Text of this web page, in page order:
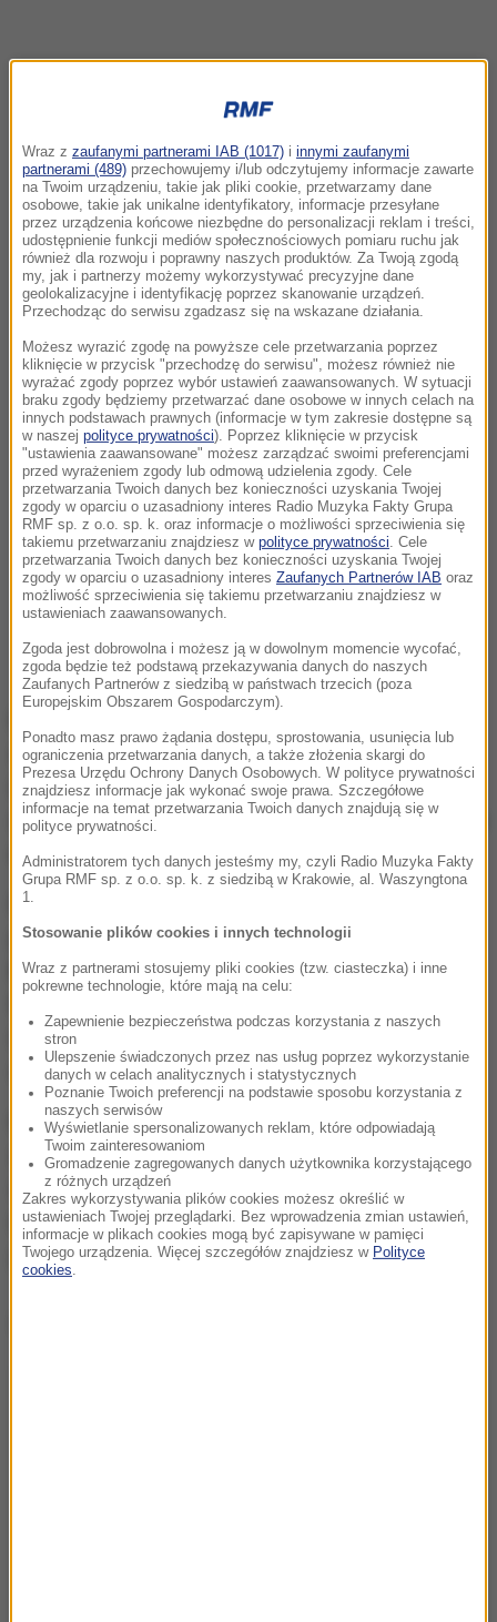
sejmowej podkomisji stałej do spraw osób
niepełnosprawnych. Jak informowali nasi
dziennikarze,zespół zebrał się zaledwie dwa razy w
ciągu trzech lat. Dzisiejsze spotkanie jest trzecie.
Przez te lata nie przeszkadzało to
przewodniczącemuLeszkowi Dobrzyńskiemu z
PiS-u co miesiąc pobierać 10 proc. dodatku
miesięcznie około 800 złotych (netto), i tak od blisko
czterech lat.
Nic dziwnego, że już na początku dzisiejszego
spotkania posłanki opozycji złożyły wniosek o
odwołanie Dobrzyńskiego za bezczynność i
niezwoływanie posiedzeń podkomisji. Głosowania
jednak nie było.
Wraz z zaufanymi partnerami IAB (1017) i innymi zaufanymi
partnerami (489) przechowujemy i/lub odczytujemy informacje zawarte
na Twoim urządzeniu, takie jak pliki cookie, przetwarzamy dane
osobowe, takie jak unikalne identyfikatory, informacje przesyłane
przez urządzenia końcowe niezbędne do personalizacji reklam i treści,
udostępnienie funkcji mediów społecznościowych pomiaru ruchu jak
również dla rozwoju i poprawny naszych produktów. Za Twoją zgodą
my, jak i partnerzy możemy wykorzystywać precyzyjne dane
geolokalizacyjne i identyfikację poprzez skanowanie urządzeń.
Przechodząc do serwisu zgadzasz się na wskazane działania.
Możesz wyrazić zgodę na powyższe cele przetwarzania poprzez
kliknięcie w przycisk "przechodzę do serwisu", możesz również nie
wyrażać zgody poprzez wybór ustawień zaawansowanych. W sytuacji
braku zgody będziemy przetwarzać dane osobowe w innych celach na
innych podstawach prawnych (informacje w tym zakresie dostępne są
w naszej polityce prywatności). Poprzez kliknięcie w przycisk
"ustawienia zaawansowane" możesz zarządzać swoimi preferencjami
przed wyrażeniem zgody lub odmową udzielenia zgody. Cele
przetwarzania Twoich danych bez konieczności uzyskania Twojej
zgody w oparciu o uzasadniony interes Radio Muzyka Fakty Grupa
RMF sp. z o.o. sp. k. oraz informacje o możliwości sprzeciwienia się
takiemu przetwarzaniu znajdziesz w polityce prywatności . Cele
przetwarzania Twoich danych bez konieczności uzyskania Twojej
zgody w oparciu o uzasadniony interes Zaufanych Partnerów IAB oraz
możliwość sprzeciwienia się takiemu przetwarzaniu znajdziesz w
ustawieniach zaawansowanych.
Zgoda jest dobrowolna i możesz ją w dowolnym momencie wycofać,
zgoda będzie też podstawą przekazywania danych do naszych
Zaufanych Partnerów z siedzibą w państwach trzecich (poza
Europejskim Obszarem Gospodarczym).
Ponadto masz prawo żądania dostępu, sprostowania, usunięcia lub
ograniczenia przetwarzania danych, a także złożenia skargi do
Prezesa Urzędu Ochrony Danych Osobowych. W polityce prywatności
znajdziesz informacje jak wykonać swoje prawa. Szczegółowe
informacje na temat przetwarzania Twoich danych znajdują się w
polityce prywatności.
Administratorem tych danych jesteśmy my, czyli Radio Muzyka Fakty
Grupa RMF sp. z o.o. sp. k. z siedzibą w Krakowie, al. Waszyngtona
1.
Stosowanie plików cookies i innych technologii
Wraz z partnerami stosujemy pliki cookies (tzw. ciasteczka) i inne
pokrewne technologie, które mają na celu:
Zapewnienie bezpieczeństwa podczas korzystania z naszych
stron
Ulepszenie świadczonych przez nas usług poprzez wykorzystanie
danych w celach analitycznych i statystycznych
Poznanie Twoich preferencji na podstawie sposobu korzystania z
naszych serwisów
Wyświetlanie spersonalizowanych reklam, które odpowiadają
Twoim zainteresowaniom
Gromadzenie zagregowanych danych użytkownika korzystającego
z różnych urządzeń
Zakres wykorzystywania plików cookies możesz określić w
ustawieniach Twojej przeglądarki. Bez wprowadzenia zmian ustawień,
informacje w plikach cookies mogą być zapisywane w pamięci
Twojego urządzenia. Więcej szczegółów znajdziesz w Polityce
cookies